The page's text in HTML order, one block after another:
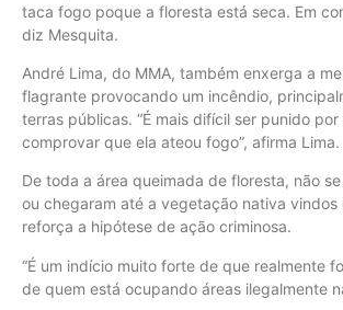
taca fogo poque a floresta está seca. Em
diz Mesquita.
André Lima, do MMA, também enxerga a
flagrante provocando um incêndio,
terras públicas. “É mais difícil ser punido
comprovar que ela ateou fogo”, afirma Lima.
De toda a área queimada de floresta, não
ou chegaram até a vegetação nativa
reforça a hipótese de ação criminosa.
“É um indício muito forte de que realmente
de quem está ocupando áreas ilegalmente